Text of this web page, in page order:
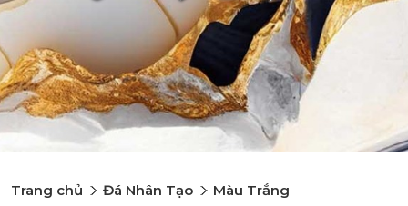
Trang chủ Đá Nhân Tạo Màu Trắng